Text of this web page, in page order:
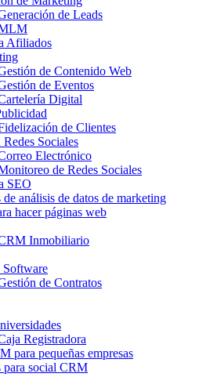
de Leads
Afiliados
de Contenido Web
de Eventos
Digital
de Clientes
Sociales
Electrónico
de Redes Sociales
SEO
análisis de datos de marketing
hacer páginas web
Inmobiliario
de Contratos
Registradora
para pequeñas empresas
para social CRM